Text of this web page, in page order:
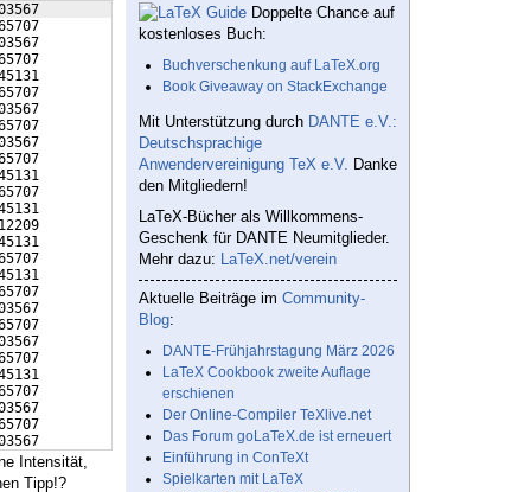
Intensität,
Tipp!?
Doppelte Chance auf
kostenloses Buch:
Buchverschenkung auf LaTeX.org
Book Giveaway on StackExchange
Mit Unterstützung durch DANTE e.V.:
Deutschsprachige
Anwendervereinigung TeX e.V. Danke
den Mitgliedern!
LaTeX-Bücher als Willkommens-
Geschenk für DANTE Neumitglieder.
Mehr dazu: LaTeX.net/verein
Aktuelle Beiträge im Community-
Blog:
DANTE-Frühjahrstagung März 2026
LaTeX Cookbook zweite Auflage
erschienen
Der Online-Compiler TeXlive.net
Das Forum goLaTeX.de ist erneuert
Einführung in ConTeXt
Spielkarten mit LaTeX